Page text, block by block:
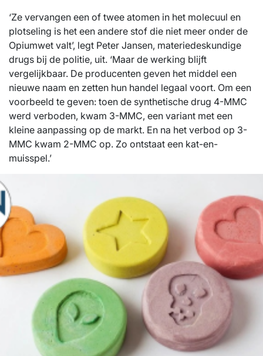
‘Ze vervangen een of twee atomen in het molecuul en
plotseling is het een andere stof die niet meer onder de
Opiumwet valt’, legt Peter Jansen, materiedeskundige
drugs bij de politie, uit. ‘Maar de werking blijft
vergelijkbaar. De producenten geven het middel een
nieuwe naam en zetten hun handel legaal voort. Om een
voorbeeld te geven: toen de synthetische drug 4-MMC
werd verboden, kwam 3-MMC, een variant met een
kleine aanpassing op de markt. En na het verbod op 3-
MMC kwam 2-MMC op. Zo ontstaat een kat-en-
muisspel.’